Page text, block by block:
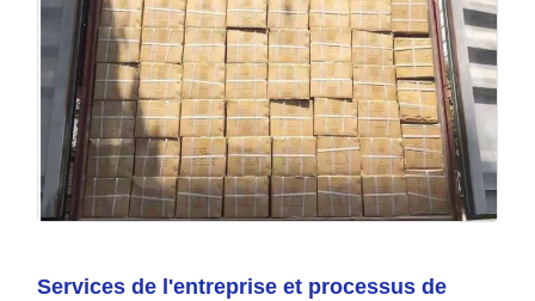
Services de l'entreprise et processus de